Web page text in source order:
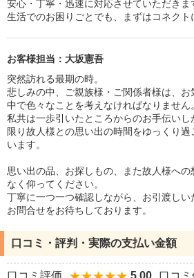
安心・丁寧・迅速に対応させていただきま
生活でのお困りごとでも、まずはコネクト
お客様担当：大坂憲吾
突然訪れる最期の時。
悲しみの中、ご親族様・ご関係者様は、
中で色々なことを考えなければなりません。
私共は一歩引いたところからのお手伝いし
限り故人様との思い出の時間をゆっくり
います。
思い出の品、お探しもの、また故人様へ
なく仰ってください。
丁寧に一つ一つ確認しながら、お引渡しい
お問合せをお待ちしております。
口コミ・評判・実際の支払い金額